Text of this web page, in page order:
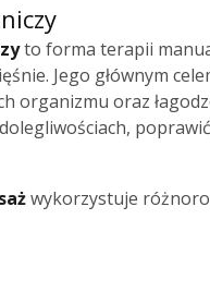
to forma terapii
Jego głównym
organizmu oraz
wykorzystuje